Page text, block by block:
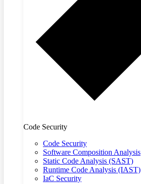
Code Security
Code Security
Software Composition Analysis
Static Code Analysis (SAST)
Runtime Code Analysis (IAST)
IaC Security